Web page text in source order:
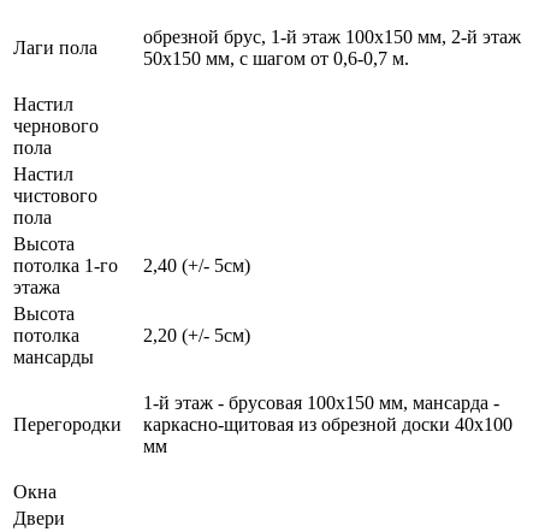
Лаги пола
обрезной брус, 1-й этаж 100х150 мм, 2-й этаж
50x150 мм, с шагом от 0,6-0,7 м.
Настил
чернового
пола
Настил
чистового
пола
Высота
потолка 1-го
этажа
2,40 (+/- 5см)
Высота
потолка
мансарды
2,20 (+/- 5см)
Перегородки
1-й этаж - брусовая 100х150 мм, мансарда -
каркасно-щитовая из обрезной доски 40х100
мм
Окна
Двери